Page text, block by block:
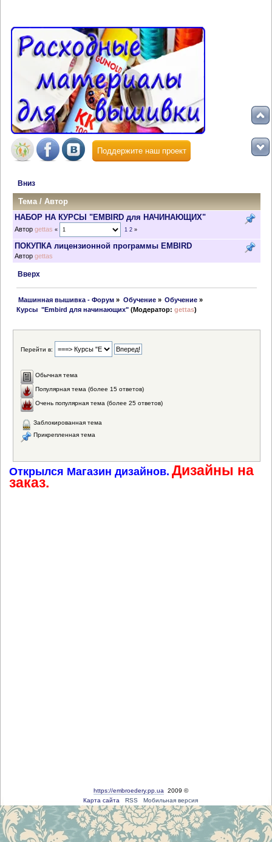
Поддержите наш проект
Вниз
Тема/Автор
НАБОР НА КУРСЫ "EMBIRD для НАЧИНАЮЩИХ"
Автор gettas « 1 2»
ПОКУПКА лицензионной программы EMBIRD
Автор gettas
Вверх
Машинная вышивка - Форум » Обучение» Обучение »
Курсы  "Embird для начинающих" (Модератор:gettas)
Перейти в:
Обычная тема
Популярная тема (более 15 ответов)
Очень популярная тема (более 25 ответов)
Заблокированная тема
Прикрепленная тема
Открылся Магазин дизайнов. Дизайны на
заказ.
https://embroedery.pp.ua 2009 ©
Карта сайта
RSS Мобильная версия